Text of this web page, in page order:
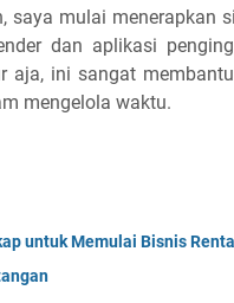
saya mulai menerapkan
dan aplikasi
aja, ini sangat
mengelola waktu.
untuk Memulai Bisnis